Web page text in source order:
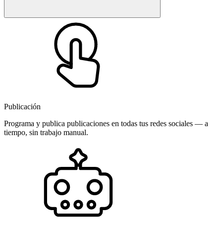
Publicación
Programa y publica publicaciones en todas tus redes sociales — a
tiempo, sin trabajo manual.